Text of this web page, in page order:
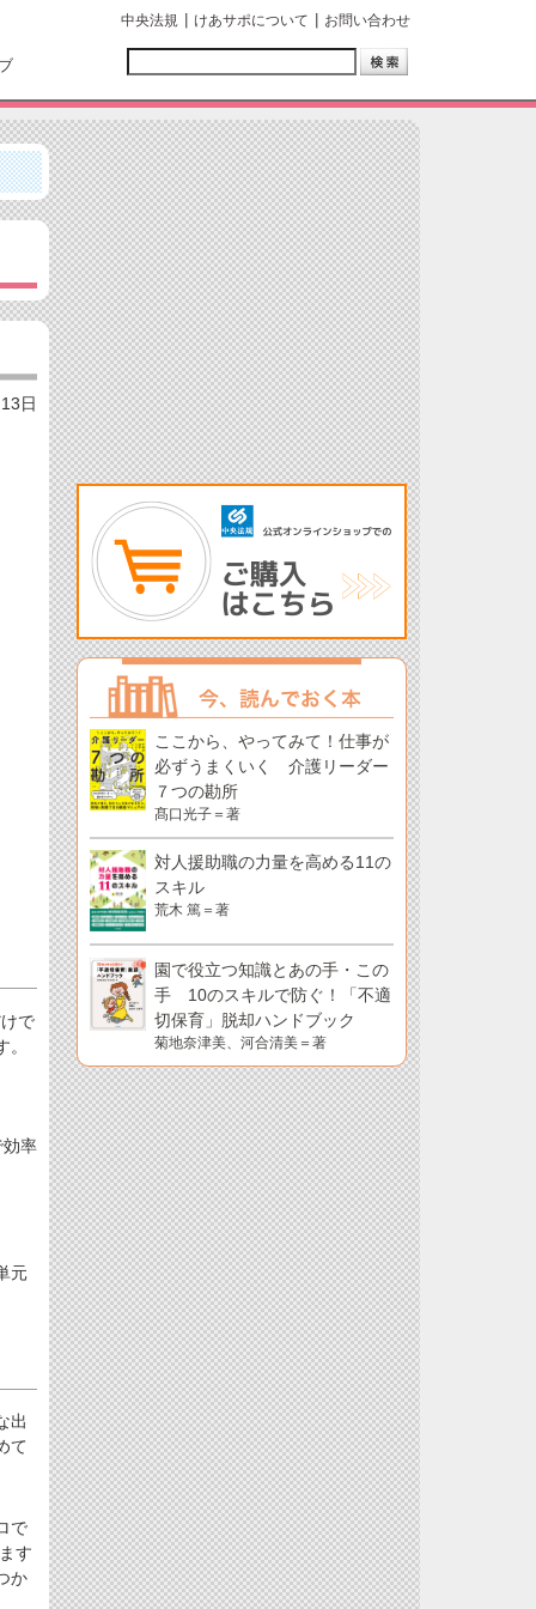
中央法規 けあサポについて お問い合わせ
日
で
率
元
出
て
で
す
か
ここから、やってみて！仕事が
必ずうまくいく 介護リーダー
７つの勘所
髙口光子＝著
対人援助職の力量を高める11の
スキル
荒木 篤＝著
園で役立つ知識とあの手・この
手 10のスキルで防ぐ！「不適
切保育」脱却ハンドブック
菊地奈津美、河合清美＝著